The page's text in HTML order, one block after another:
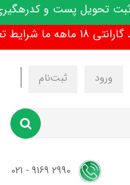
تحویل پست و کدرهگیری
هم داره !
ورود ثبت‌نام